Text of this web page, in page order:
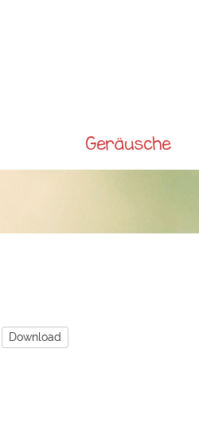
Main menu
Geräusche
Download